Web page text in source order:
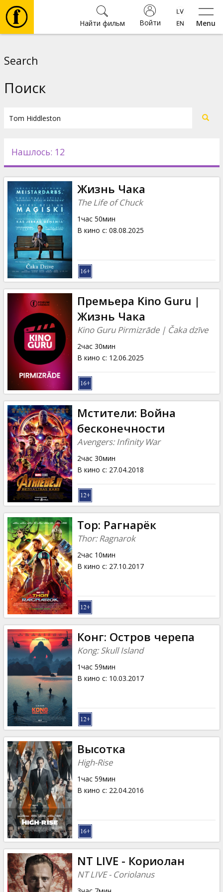
Menu
Войти
Найти фильм
Новости
Подарки
Кинозакуски
B2B
Клуб
Search
Поиск
Нашлось: 12
Жизнь Чака
The Life of Chuck
1час 50мин
В кино с: 08.08.2025
Премьера Kino Guru |
Жизнь Чака
Kino Guru Pirmizrāde | Čaka dzīve
2час 30мин
В кино с: 12.06.2025
Мстители: Война
бесконечности
Avengers: Infinity War
2час 30мин
В кино с: 27.04.2018
Тор: Рагнарёк
Thor: Ragnarok
2час 10мин
В кино с: 27.10.2017
Конг: Остров черепа
Kong: Skull Island
1час 59мин
В кино с: 10.03.2017
Высотка
High-Rise
1час 59мин
В кино с: 22.04.2016
NT LIVE - Кориолан
NT LIVE - Coriolanus